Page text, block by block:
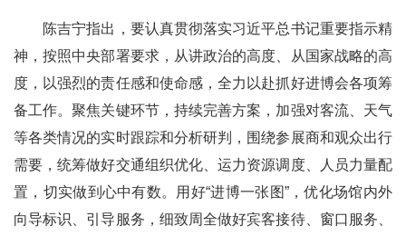
陈吉宁指出，要认真贯彻落实习近平总书记重要指示精
神，按照中央部署要求，从讲政治的高度、从国家战略的高
度，以强烈的责任感和使命感，全力以赴抓好进博会各项筹
备工作。聚焦关键环节，持续完善方案，加强对客流、天气
等各类情况的实时跟踪和分析研判，围绕参展商和观众出行
需要，统筹做好交通组织优化、运力资源调度、人员力量配
置，切实做到心中有数。用好“进博一张图”，优化场馆内外
向导标识、引导服务，细致周全做好宾客接待、窗口服务、